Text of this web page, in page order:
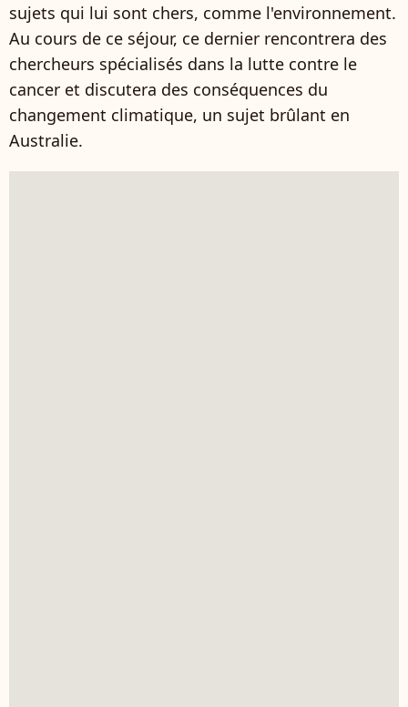
sujets qui lui sont chers, comme l'environnement.
Au cours de ce séjour, ce dernier rencontrera des
chercheurs spécialisés dans la lutte contre le
cancer et discutera des conséquences du
changement climatique, un sujet brûlant en
Australie.